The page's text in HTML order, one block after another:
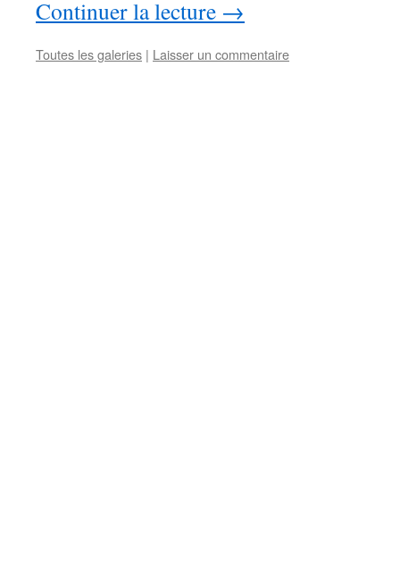
Continuer la lecture →
Toutes les galeries | Laisser un commentaire